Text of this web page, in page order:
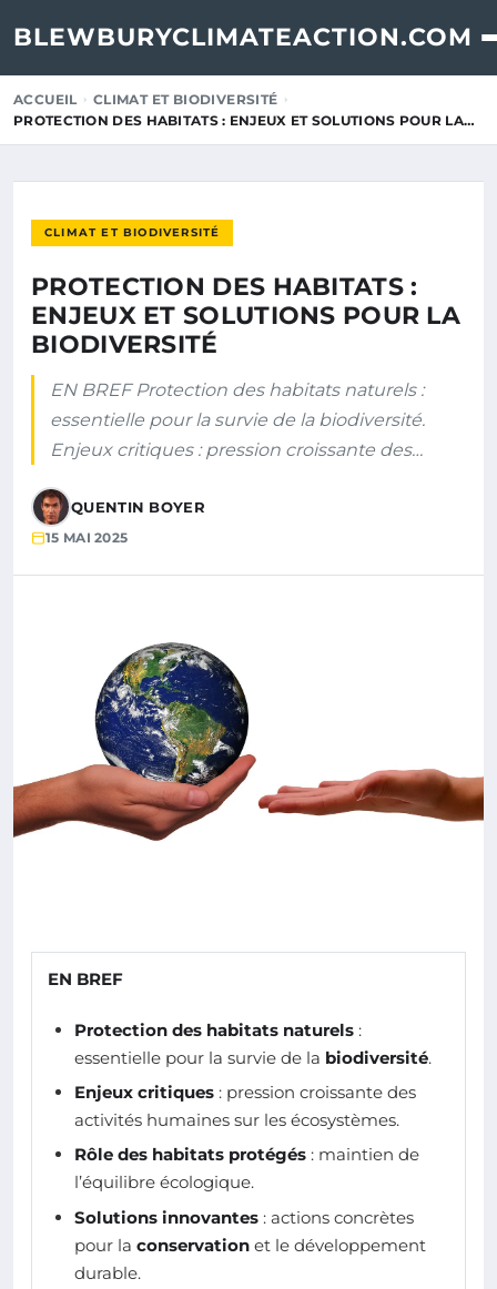
BLEWBURYCLIMATEACTION.COM
ACCUEIL
CLIMAT ET BIODIVERSITÉ
PROTECTION DES HABITATS : ENJEUX ET SOLUTIONS POUR LA…
CLIMAT ET BIODIVERSITÉ
PROTECTION DES HABITATS :
ENJEUX ET SOLUTIONS POUR LA
BIODIVERSITÉ
EN BREF Protection des habitats naturels :
essentielle pour la survie de la biodiversité.
Enjeux critiques : pression croissante des…
QUENTIN BOYER
15 MAI 2025
EN BREF
Protection des habitats naturels :
essentielle pour la survie de la biodiversité.
Enjeux critiques : pression croissante des
activités humaines sur les écosystèmes.
Rôle des habitats protégés : maintien de
l’équilibre écologique.
Solutions innovantes : actions concrètes
pour la conservation et le développement
durable.